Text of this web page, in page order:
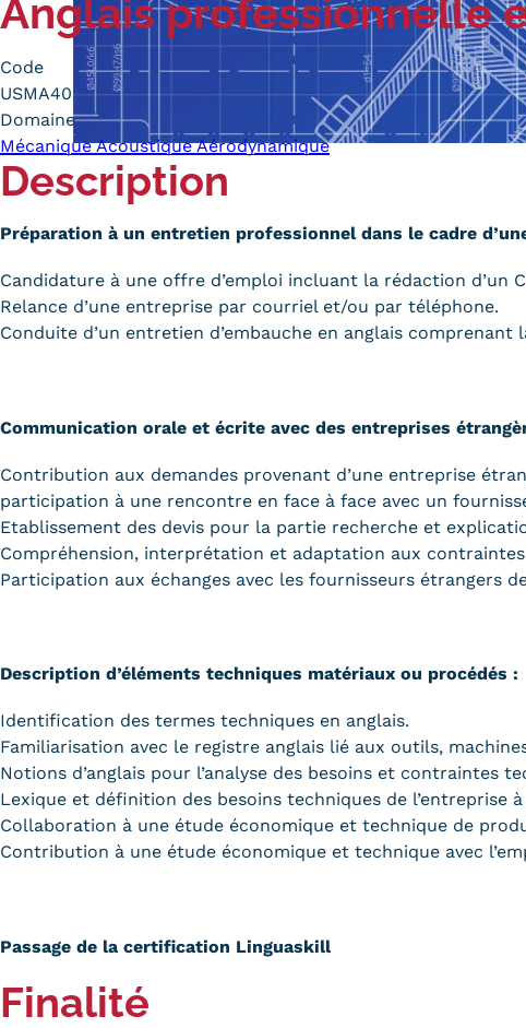
Quoi de neuf au Cnam BFC?
Actualités
Agenda
Revue de presse
Contact
Contacts services
Formulaire de contact
Alternance
Validation
l'Expérience
Validation
(VAPP)
Menu
obligatoires
Anglais professionnelle
Code
USMA40
Domaine
Mécanique Acoustique Aérodynamique
Description
Préparation à un entretien professionnel dans le cadre
Candidature à une offre d’emploi incluant la rédaction d’un
Relance d’une entreprise par courriel et/ou par téléphone.
Conduite d’un entretien d’embauche en anglais
Communication orale et écrite avec des entreprises
Contribution aux demandes provenant d’une entreprise
participation à une rencontre en face à face avec un
Etablissement des devis pour la partie recherche et
Compréhension, interprétation et adaptation aux
Participation aux échanges avec les fournisseurs étrangers
Description d’éléments techniques matériaux ou procédés :
Identification des termes techniques en anglais.
Familiarisation avec le registre anglais lié aux outils,
Notions d’anglais pour l’analyse des besoins et contraintes
Lexique et définition des besoins techniques de l’entreprise
Collaboration à une étude économique et technique de
Contribution à une étude économique et technique avec
Passage de la certification Linguaskill
Finalité